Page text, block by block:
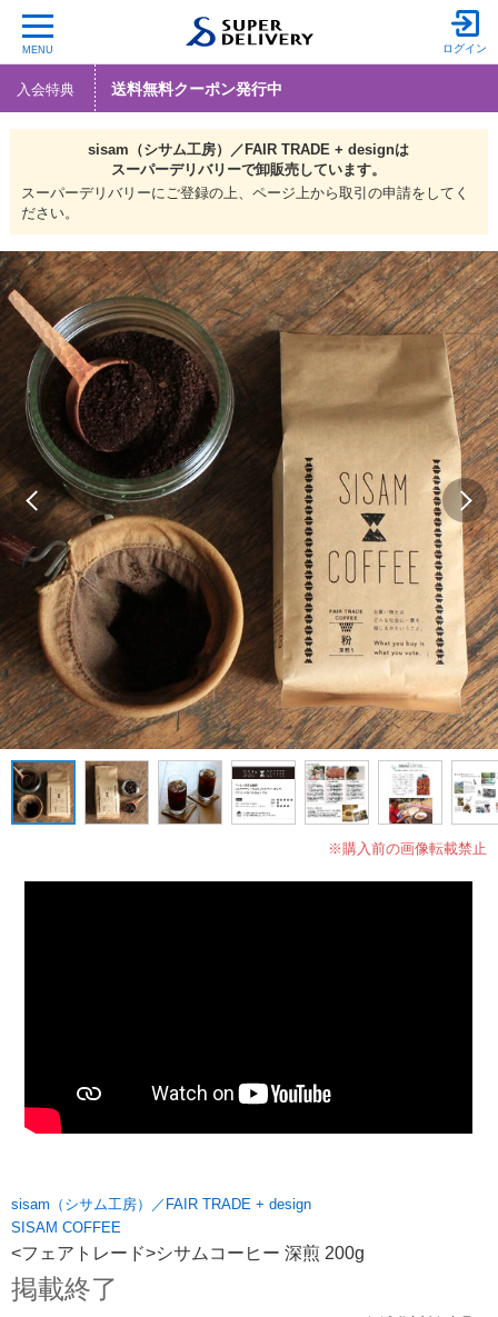
MENU ログイン
入会特典 送料無料クーポン発行中
sisam（シサム工房）／FAIR TRADE + designは
スーパーデリバリーで卸販売しています。
スーパーデリバリーにご登録の上、ページ上から取引の申請をしてく
ださい。
※購入前の画像転載禁止
sisam（シサム工房）／FAIR TRADE + design
SISAM COFFEE
<フェアトレード>シサムコーヒー 深煎 200g
掲載終了